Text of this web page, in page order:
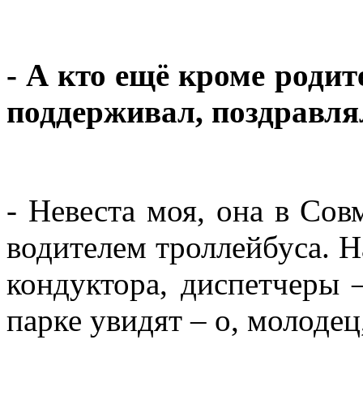
- А кто ещё кроме
поддерживал,
- Невеста моя, она в
водителем троллейбуса.
кондуктора,
парке увидят – о,